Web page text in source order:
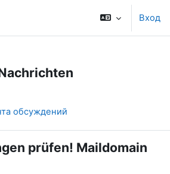
Вход
обсуждений
prüfen! Maildomain